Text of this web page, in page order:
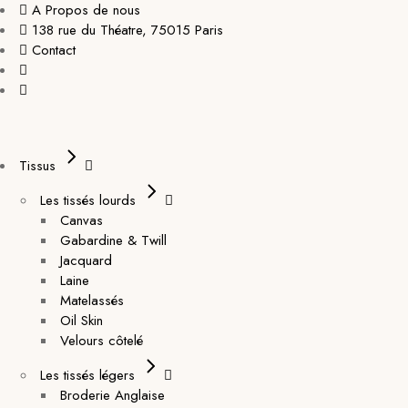
A Propos de nous
138 rue du Théatre, 75015 Paris
Contact
Tissus
Les tissés lourds
Canvas
Gabardine & Twill
Jacquard
Laine
Matelassés
Oil Skin
Velours côtelé
Les tissés légers
Broderie Anglaise